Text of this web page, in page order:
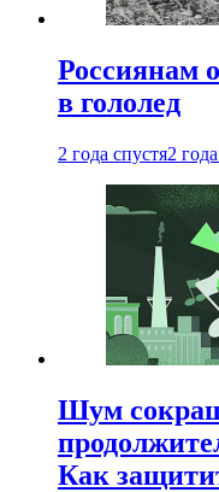
Россиянам
в гололед
2 года спустя2
Шум
Как